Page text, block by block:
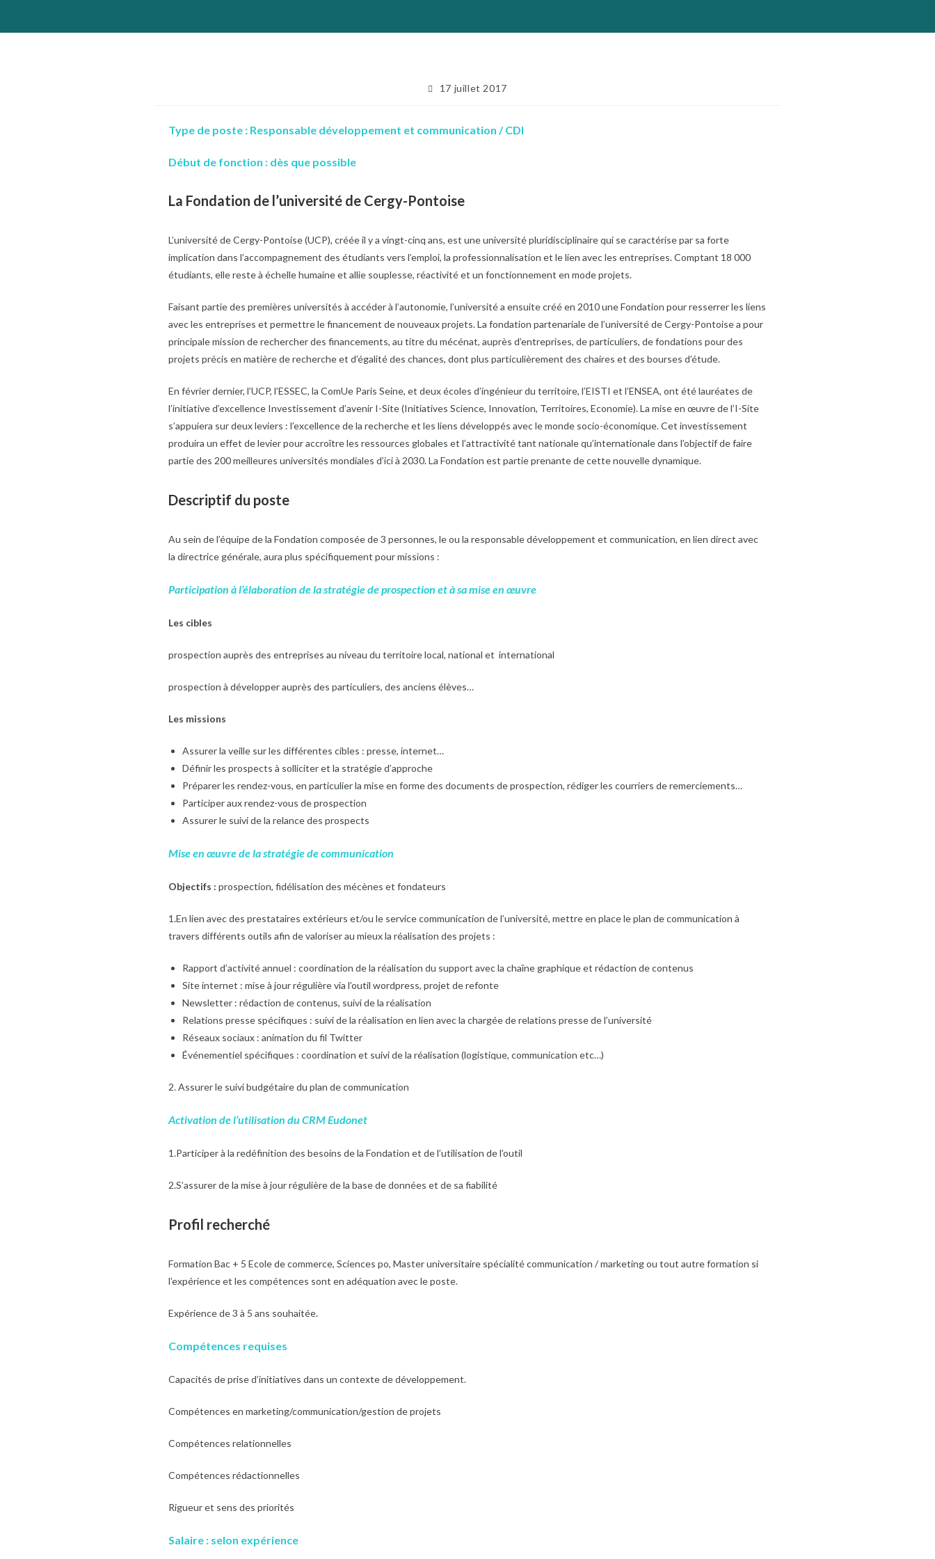
Publication
17 juillet 2017
Type de poste : Responsable développement et communication / CDI
Début de fonction : dès que possible
La Fondation de l’université de Cergy-Pontoise
L’université de Cergy-Pontoise (UCP), créée il y a vingt-cinq ans, est une université pluridisciplinaire qui se caractérise par sa forte
implication dans l’accompagnement des étudiants vers l’emploi, la professionnalisation et le lien avec les entreprises. Comptant 18 000
étudiants, elle reste à échelle humaine et allie souplesse, réactivité et un fonctionnement en mode projets.
Faisant partie des premières universités à accéder à l’autonomie, l’université a ensuite créé en 2010 une Fondation pour resserrer les liens
avec les entreprises et permettre le financement de nouveaux projets. La fondation partenariale de l’université de Cergy-Pontoise a pour
principale mission de rechercher des financements, au titre du mécénat, auprès d’entreprises, de particuliers, de fondations pour des
projets précis en matière de recherche et d’égalité des chances, dont plus particulièrement des chaires et des bourses d’étude.
En février dernier, l’UCP, l’ESSEC, la ComUe Paris Seine, et deux écoles d’ingénieur du territoire, l’EISTI et l’ENSEA, ont été lauréates de
l’initiative d’excellence Investissement d’avenir I-Site (Initiatives Science, Innovation, Territoires, Economie). La mise en œuvre de l’I-Site
s’appuiera sur deux leviers : l’excellence de la recherche et les liens développés avec le monde socio-économique. Cet investissement
produira un effet de levier pour accroître les ressources globales et l’attractivité tant nationale qu’internationale dans l’objectif de faire
partie des 200 meilleures universités mondiales d’ici à 2030. La Fondation est partie prenante de cette nouvelle dynamique.
Descriptif du poste
Au sein de l’équipe de la Fondation composée de 3 personnes, le ou la responsable développement et communication, en lien direct avec
la directrice générale, aura plus spécifiquement pour missions :
Participation à l’élaboration de la stratégie de prospection et à sa mise en œuvre
Les cibles
prospection auprès des entreprises au niveau du territoire local, national et international
prospection à développer auprès des particuliers, des anciens élèves…
Les missions
Assurer la veille sur les différentes cibles : presse, internet…
Définir les prospects à solliciter et la stratégie d’approche
Préparer les rendez-vous, en particulier la mise en forme des documents de prospection, rédiger les courriers de remerciements…
Participer aux rendez-vous de prospection
Assurer le suivi de la relance des prospects
Mise en œuvre de la stratégie de communication
Objectifs : prospection, fidélisation des mécènes et fondateurs
1.En lien avec des prestataires extérieurs et/ou le service communication de l’université, mettre en place le plan de communication à
travers différents outils afin de valoriser au mieux la réalisation des projets :
Rapport d’activité annuel : coordination de la réalisation du support avec la chaîne graphique et rédaction de contenus
Site internet : mise à jour régulière via l’outil wordpress, projet de refonte
Newsletter : rédaction de contenus, suivi de la réalisation
Relations presse spécifiques : suivi de la réalisation en lien avec la chargée de relations presse de l’université
Réseaux sociaux : animation du fil Twitter
Événementiel spécifiques : coordination et suivi de la réalisation (logistique, communication etc…)
2. Assurer le suivi budgétaire du plan de communication
Activation de l’utilisation du CRM Eudonet
1.Participer à la redéfinition des besoins de la Fondation et de l’utilisation de l’outil
2.S’assurer de la mise à jour régulière de la base de données et de sa fiabilité
Profil recherché
Formation Bac + 5 Ecole de commerce, Sciences po, Master universitaire spécialité communication / marketing ou tout autre formation si
l’expérience et les compétences sont en adéquation avec le poste.
Expérience de 3 à 5 ans souhaitée.
Compétences requises
Capacités de prise d’initiatives dans un contexte de développement.
Compétences en marketing/communication/gestion de projets
Compétences relationnelles
Compétences rédactionnelles
Rigueur et sens des priorités
Salaire : selon expérience